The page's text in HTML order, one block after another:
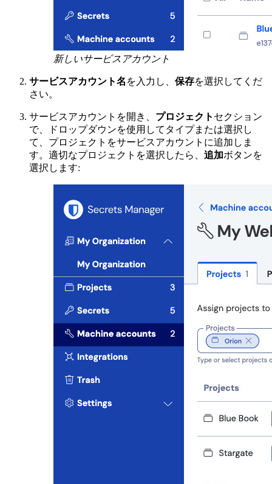
新しいサービスアカウント
サービスアカウント名 を入力し、 保存を選択してくだ
さい。
サービスアカウントを開き、 プロジェクト セクション
で、ドロップダウンを使用してタイプまたは選択し
て、プロジェクトをサービスアカウントに追加しま
す。適切なプロジェクトを選択したら、 追加ボタンを
選択します: